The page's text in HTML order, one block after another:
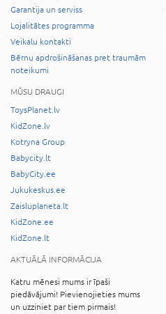
Garantija un serviss
Lojalitātes programma
Veikalu kontakti
Bērnu apdrošināšanas pret traumām
noteikumi
MŪSU DRAUGI
ToysPlanet.lv
KidZone.lv
Kotryna Group
Babycity.lt
BabyCity.ee
Jukukeskus.ee
Zaisluplaneta.lt
KidZone.ee
KidZone.lt
AKTUĀLĀ INFORMĀCIJA
Katru mēnesi mums ir īpaši
piedāvājumi! Pievienojieties mums
un uzziniet par tiem pirmais!